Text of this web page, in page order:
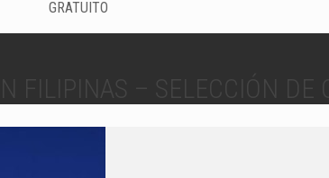
GRATUITO